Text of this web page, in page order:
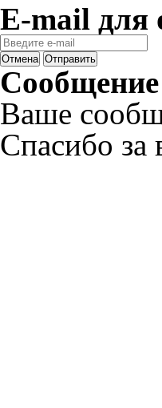
E-mail для
Отмена Отправить
Сообщение
Ваше
Спасибо за